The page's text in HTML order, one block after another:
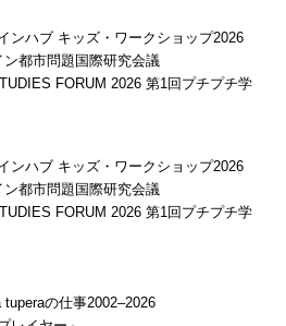
ンハブ キッズ・ワークショップ2026
都市問題国際研究会議
FORUM 2026 第1回プチプチ学
ンハブ キッズ・ワークショップ2026
都市問題国際研究会議
FORUM 2026 第1回プチプチ学
の仕事2002–2026